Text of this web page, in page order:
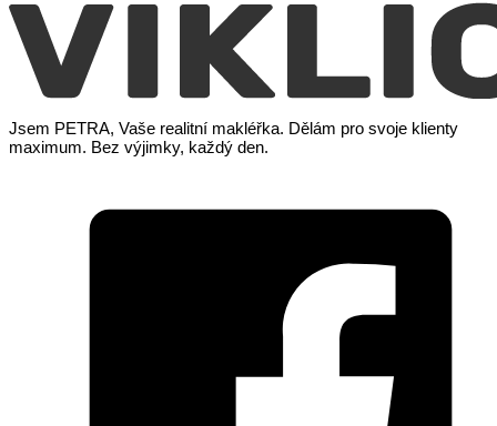
Jsem PETRA, Vaše realitní makléřka. Dělám pro svoje klienty
maximum. Bez výjimky, každý den.